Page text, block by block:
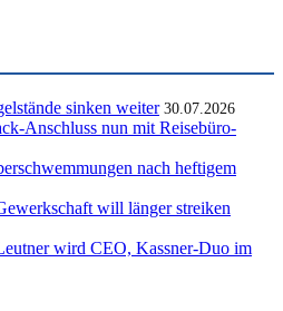
sinken weiter 30.07.2026
Anschluss nun mit Reisebüro-
nach heftigem
will länger streiken
wird CEO, Kassner-Duo im